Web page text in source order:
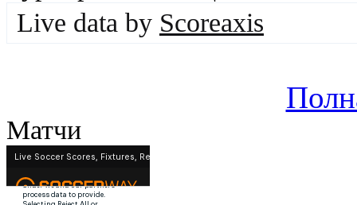
Live data by Scoreaxis
Матчи